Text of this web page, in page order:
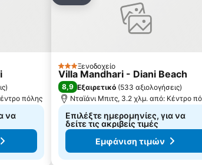
)
πόλης
να
3 ΑστέριαΞενοδοχείο
Villa Mandhari - Diani Beach
8,9 Εξαιρετικό (533 αξιολογήσεις)
Νταϊάνι Μπιτς, 3.2 χλμ. από: Κέντρο
Επιλέξτε ημερομηνίες, για να
δείτε τις ακριβείς τιμές
Εμφάνιση τιμών